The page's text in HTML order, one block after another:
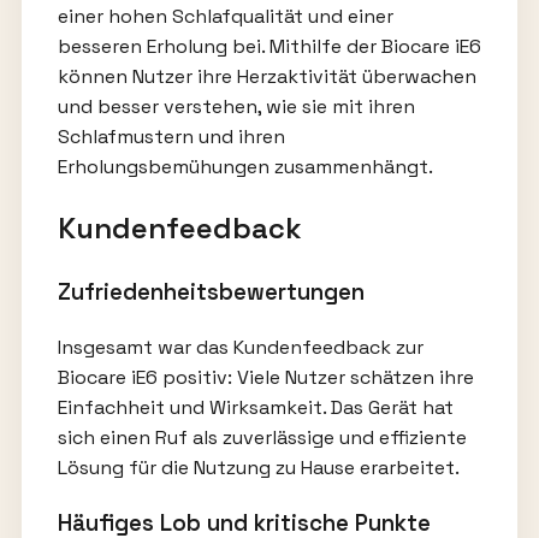
einer hohen Schlafqualität und einer
besseren Erholung bei. Mithilfe der Biocare iE6
können Nutzer ihre Herzaktivität überwachen
und besser verstehen, wie sie mit ihren
Schlafmustern und ihren
Erholungsbemühungen zusammenhängt.
Kundenfeedback
Zufriedenheitsbewertungen
Insgesamt war das Kundenfeedback zur
Biocare iE6 positiv: Viele Nutzer schätzen ihre
Einfachheit und Wirksamkeit. Das Gerät hat
sich einen Ruf als zuverlässige und effiziente
Lösung für die Nutzung zu Hause erarbeitet.
Häufiges Lob und kritische Punkte